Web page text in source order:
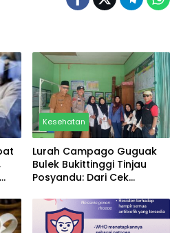
Kesehatan
Lurah Campago Guguak
Bulek Bukittinggi Tinjau
Posyandu: Dari Cek
Bareng Lansia, Full Vibes
Positif!